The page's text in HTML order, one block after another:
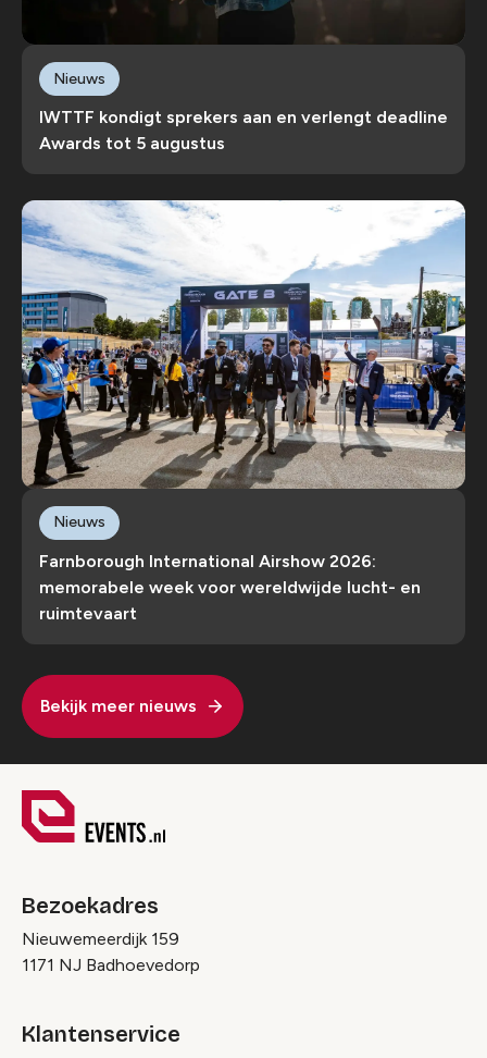
IWTTF kondigt sprekers aan en verlengt deadline
Awards tot 5 augustus
Nieuws
Farnborough International Airshow 2026:
memorabele week voor wereldwijde lucht- en
ruimtevaart
Nieuws
Bekijk meer nieuws
Bezoekadres
Nieuwemeerdijk 159
1171 NJ Badhoevedorp
Klantenservice